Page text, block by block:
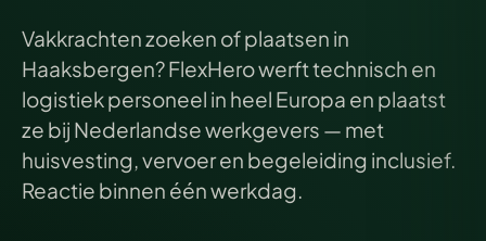
Vakkrachten zoeken of plaatsen in
Haaksbergen? FlexHero werft technisch en
logistiek personeel in heel Europa en plaatst
ze bij Nederlandse werkgevers — met
huisvesting, vervoer en begeleiding inclusief.
Reactie binnen één werkdag.